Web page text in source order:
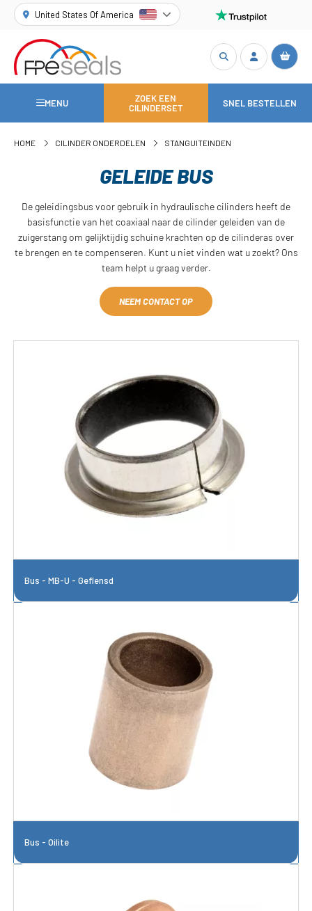
United States Of America
MENU
ZOEK EEN
CILINDERSET
SNEL BESTELLEN
HOME CILINDER ONDERDELEN STANGUITEINDEN
GELEIDE BUS
De geleidingsbus voor gebruik in hydraulische cilinders heeft de
basisfunctie van het coaxiaal naar de cilinder geleiden van de
zuigerstang om gelijktijdig schuine krachten op de cilinderas over
te brengen en te compenseren. Kunt u niet vinden wat u zoekt? Ons
team helpt u graag verder.
NEEM CONTACT OP
Bus - MB-U - Geflensd
Bus - Oilite